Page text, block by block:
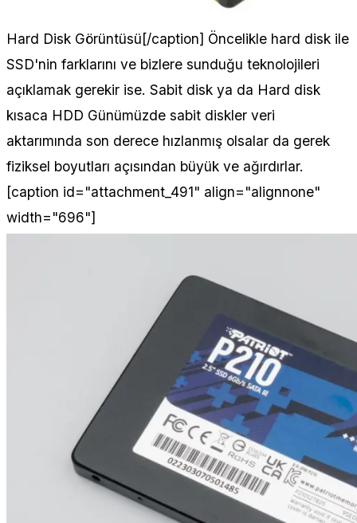
Hard Disk Görüntüsü[/caption] Öncelikle hard disk ile
SSD'nin farklarını ve bizlere sunduğu teknolojileri
açıklamak gerekir ise. Sabit disk ya da Hard disk
kısaca HDD Günümüzde sabit diskler veri
aktarımında son derece hızlanmış olsalar da gerek
fiziksel boyutları açısından büyük ve ağırdırlar.
[caption id="attachment_491" align="alignnone"
width="696"]